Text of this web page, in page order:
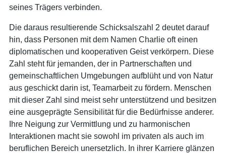
seines Trägers verbinden.
Die daraus resultierende Schicksalszahl 2 deutet darauf
hin, dass Personen mit dem Namen Charlie oft einen
diplomatischen und kooperativen Geist verkörpern. Diese
Zahl steht für jemanden, der in Partnerschaften und
gemeinschaftlichen Umgebungen aufblüht und von Natur
aus geschickt darin ist, Teamarbeit zu fördern. Menschen
mit dieser Zahl sind meist sehr unterstützend und besitzen
eine ausgeprägte Sensibilität für die Bedürfnisse anderer.
Ihre Neigung zur Vermittlung und zu harmonischen
Interaktionen macht sie sowohl im privaten als auch im
beruflichen Bereich unersetzlich. In ihrer Karriere glänzen